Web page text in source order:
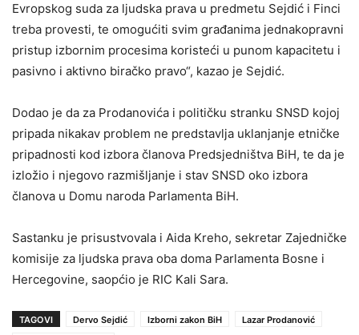
Evropskog suda za ljudska prava u predmetu Sejdić i Finci
treba provesti, te omogućiti svim građanima jednakopravni
pristup izbornim procesima koristeći u punom kapacitetu i
pasivno i aktivno biračko pravo“, kazao je Sejdić.
Dodao je da za Prodanovića i političku stranku SNSD kojoj
pripada nikakav problem ne predstavlja uklanjanje etničke
pripadnosti kod izbora članova Predsjedništva BiH, te da je
izložio i njegovo razmišljanje i stav SNSD oko izbora
članova u Domu naroda Parlamenta BiH.
Sastanku je prisustvovala i Aida Kreho, sekretar Zajedničke
komisije za ljudska prava oba doma Parlamenta Bosne i
Hercegovine, saopćio je RIC Kali Sara.
TAGOVI Dervo Sejdić Izborni zakon BiH
Lazar Prodanović